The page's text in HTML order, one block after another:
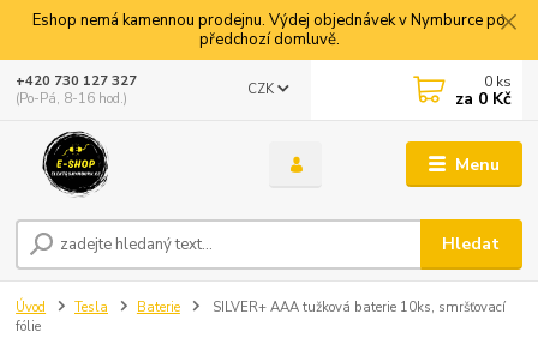
Eshop nemá kamennou prodejnu. Výdej objednávek v Nymburce po
předchozí domluvě.
Menu
CZK
Hledat
+420 730 127 327
(Po-Pá, 8-16 hod.)
0 ks
za 0 Kč
Úvod Tesla Baterie
SILVER+ AAA tužková baterie 10ks, smršťovací
fólie